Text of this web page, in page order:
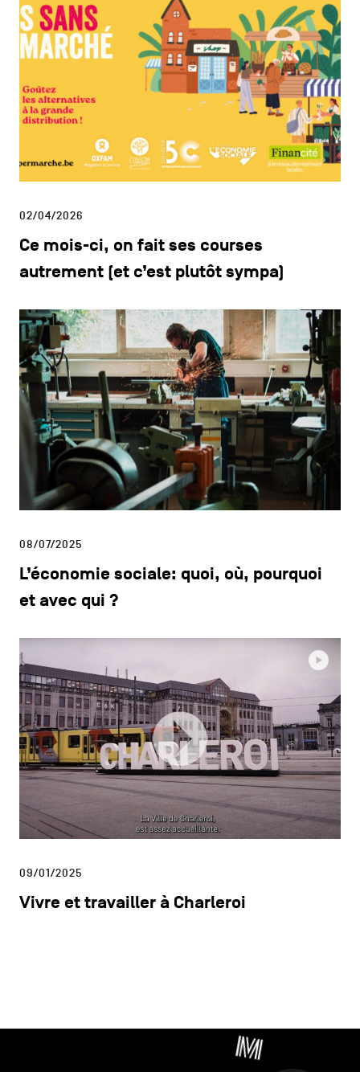
02/04/2026
Ce mois-ci, on fait ses courses
autrement (et c’est plutôt sympa)
08/07/2025
L’économie sociale: quoi, où, pourquoi
et avec qui ?
09/01/2025
Vivre et travailler à Charleroi